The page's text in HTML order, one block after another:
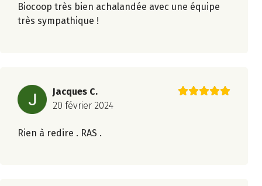
Biocoop très bien achalandée avec une équipe
très sympathique !
Jacques C.
20 février 2024
Rien à redire . RAS .